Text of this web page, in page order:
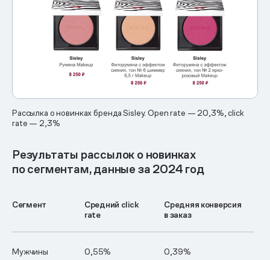
Рассылка о новинках бренда Sisley. Open rate — 20,3%, click
rate — 2,3%
Результаты рассылок о новинках
по сегментам, данные за 2024 год
Сегмент
Средний click
rate
Средняя конверсия
в заказ
Мужчины 0,55% 0,39%